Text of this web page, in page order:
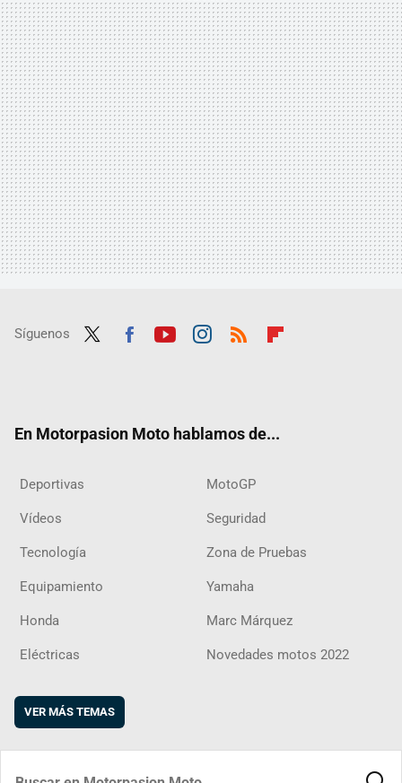
Síguenos
En Motorpasion Moto hablamos de...
Deportivas MotoGP
Vídeos Seguridad
Tecnología Zona de Pruebas
Equipamiento Yamaha
Honda Marc Márquez
Eléctricas Novedades motos 2022
VER MÁS TEMAS